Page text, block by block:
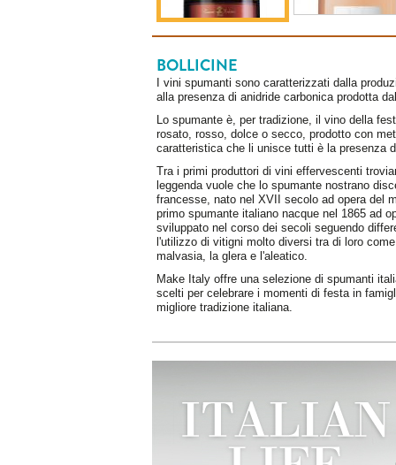
BOLLICINE
I vini spumanti sono caratterizzati dalla
alla presenza di anidride carbonica prodotta
Lo spumante è, per tradizione, il vino della
rosato, rosso, dolce o secco, prodotto con
caratteristica che li unisce tutti è la presenza
Tra i primi produttori di vini effervescenti
leggenda vuole che lo spumante nostrano
francesse, nato nel XVII secolo ad opera del
primo spumante italiano nacque nel 1865 ad
sviluppato nel corso dei secoli seguendo
l'utilizzo di vitigni molto diversi tra di loro
malvasia, la glera e l'aleatico.
Make Italy offre una selezione di spumanti
scelti per celebrare i momenti di festa in
migliore tradizione italiana.